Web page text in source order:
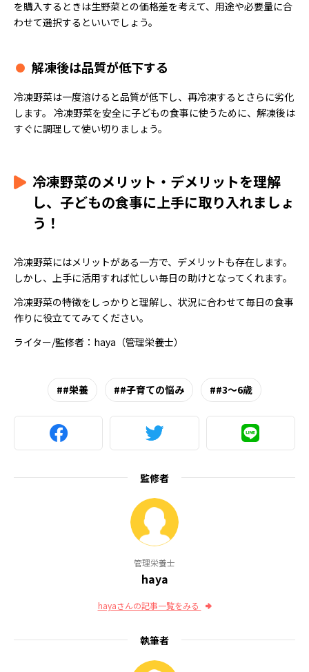
を購入するときは生野菜との価格差を考えて、用途や必要量に合
わせて選択するといいでしょう。
解凍後は品質が低下する
冷凍野菜は一度溶けると品質が低下し、再冷凍するとさらに劣化
します。 冷凍野菜を安全に子どもの食事に使うために、解凍後は
すぐに調理して使い切りましょう。
冷凍野菜のメリット・デメリットを理解
し、子どもの食事に上手に取り入れましょ
う！
冷凍野菜にはメリットがある一方で、デメリットも存在します。
しかし、上手に活用すれば忙しい毎日の助けとなってくれます。
冷凍野菜の特徴をしっかりと理解し、状況に合わせて毎日の食事
作りに役立ててみてください。
ライター/監修者：haya（管理栄養士）
#栄養 #子育ての悩み #3～6歳
監修者
管理栄養士
haya
hayaさんの記事一覧をみる
執筆者